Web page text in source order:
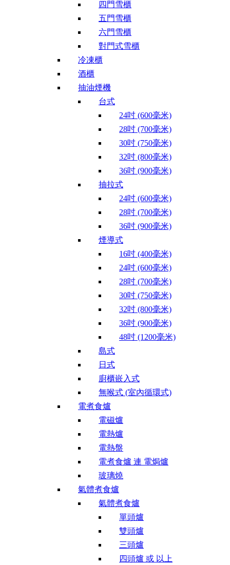
四門雪櫃
五門雪櫃
六門雪櫃
對門式雪櫃
冷凍櫃
酒櫃
抽油煙機
台式
24吋 (600毫米)
28吋 (700毫米)
30吋 (750毫米)
32吋 (800毫米)
36吋 (900毫米)
抽拉式
24吋 (600毫米)
28吋 (700毫米)
36吋 (900毫米)
煙導式
16吋 (400毫米)
24吋 (600毫米)
28吋 (700毫米)
30吋 (750毫米)
32吋 (800毫米)
36吋 (900毫米)
48吋 (1200毫米)
島式
日式
廚櫃嵌入式
無喉式 (室內循環式)
電煮食爐
電磁爐
電熱爐
電熱盤
電煮食爐 連 電焗爐
玻璃燒
氣體煮食爐
氣體煮食爐
單頭爐
雙頭爐
三頭爐
四頭爐 或 以上